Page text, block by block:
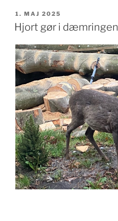
UDGIVET
DEN
1. MAJ 2025
Hjort gør i dæmringen